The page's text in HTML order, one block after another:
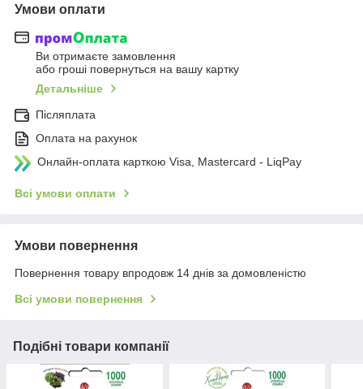
Умови оплати
Ви отримаєте замовлення
або гроші повернуться на вашу картку
Детальніше
Післяплата
Оплата на рахунок
Онлайн-оплата карткою Visa, Mastercard - LiqPay
Всі умови оплати
Умови повернення
Повернення товару впродовж 14 днів за домовленістю
Всі умови повернення
Подібні товари компанії